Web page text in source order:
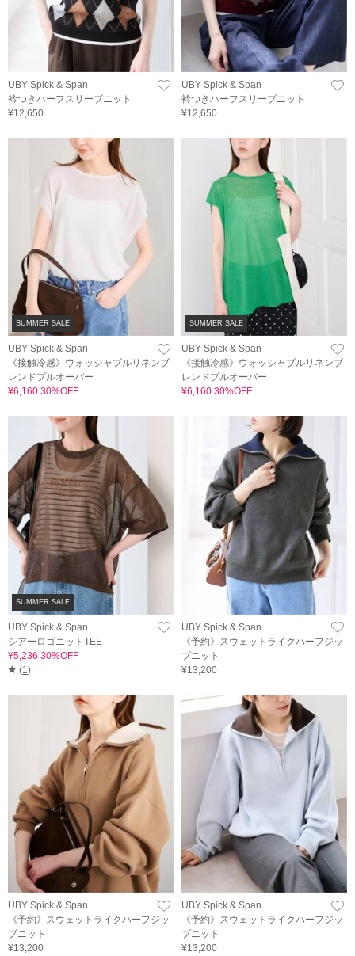
UBY Spick & Span
衿つきハーフスリーブニット
¥12,650
UBY Spick & Span
衿つきハーフスリーブニット
¥12,650
SUMMER SALE
UBY Spick & Span
《接触冷感》ウォッシャブルリネンブ
レンドプルオーバー
¥6,160 30%OFF
SUMMER SALE
UBY Spick & Span
《接触冷感》ウォッシャブルリネンブ
レンドプルオーバー
¥6,160 30%OFF
SUMMER SALE
UBY Spick & Span
シアーロゴニットTEE
¥5,236 30%OFF
(1 )
UBY Spick & Span
《予約》スウェットライクハーフジッ
プニット
¥13,200
UBY Spick & Span
《予約》スウェットライクハーフジッ
プニット
¥13,200
UBY Spick & Span
《予約》スウェットライクハーフジッ
プニット
¥13,200